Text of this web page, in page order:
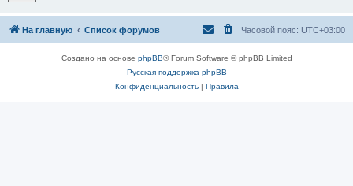
На главную Список форумов Часовой пояс: UTC+03:00
Создано на основе phpBB® Forum Software © phpBB Limited
Русская поддержка phpBB
Конфиденциальность| Правила